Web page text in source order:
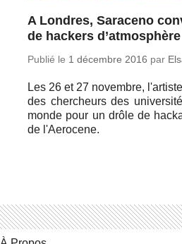
A Londres, Saraceno
de hackers d’atmosphère
Publié le 1 dé­cembre 2016 par
Les 26 et 27 no­vembre,
des cher­cheurs des
monde pour un drôle de
de l'Aerocene.